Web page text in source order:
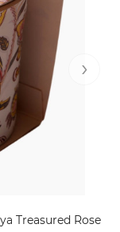
Treasured Rose
›